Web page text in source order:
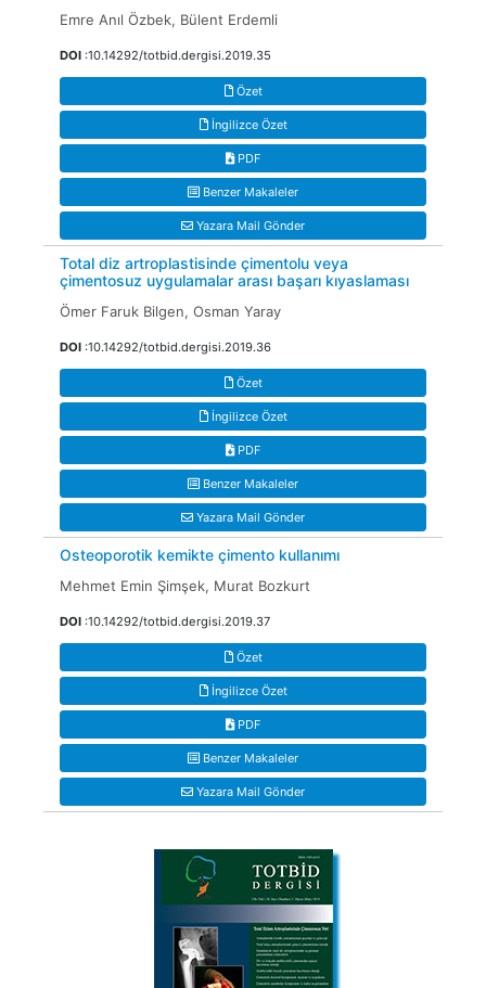
Emre Anıl Özbek, Bülent Erdemli
DOI :10.14292/totbid.dergisi.2019.35
Özet
İngilizce Özet
PDF
Benzer Makaleler
Yazara Mail Gönder
Total diz artroplastisinde çimentolu veya
çimentosuz uygulamalar arası başarı kıyaslaması
Ömer Faruk Bilgen, Osman Yaray
DOI :10.14292/totbid.dergisi.2019.36
Özet
İngilizce Özet
PDF
Benzer Makaleler
Yazara Mail Gönder
Osteoporotik kemikte çimento kullanımı
Mehmet Emin Şimşek, Murat Bozkurt
DOI :10.14292/totbid.dergisi.2019.37
Özet
İngilizce Özet
PDF
Benzer Makaleler
Yazara Mail Gönder